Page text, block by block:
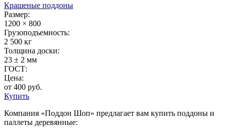
Крашеные поддоны
Размер:
1200 × 800
Грузоподъемность:
2 500 кг
Толщина доски:
23 ± 2 мм
ГОСТ:
Цена:
от 400 руб.
Купить
Компания «Поддон Шоп» предлагает вам купить поддоны и
паллеты деревянные: